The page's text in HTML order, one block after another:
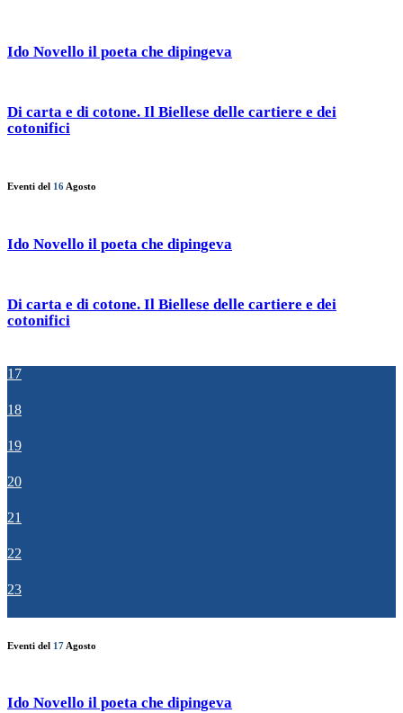
Ido Novello il poeta che dipingeva
Di carta e di cotone. Il Biellese delle cartiere e dei
cotonifici
Eventi del 16 Agosto
Ido Novello il poeta che dipingeva
Di carta e di cotone. Il Biellese delle cartiere e dei
cotonifici
17
18
19
20
21
22
23
Eventi del 17 Agosto
Ido Novello il poeta che dipingeva